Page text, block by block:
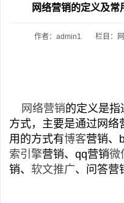
网络营销的定义及常
作者：admin1 栏目：
网络营销的定义是
方式，主要是通过网络
用的方式有博客营销、
索引擎营销、qq营销微
销、 软文推广、问答营